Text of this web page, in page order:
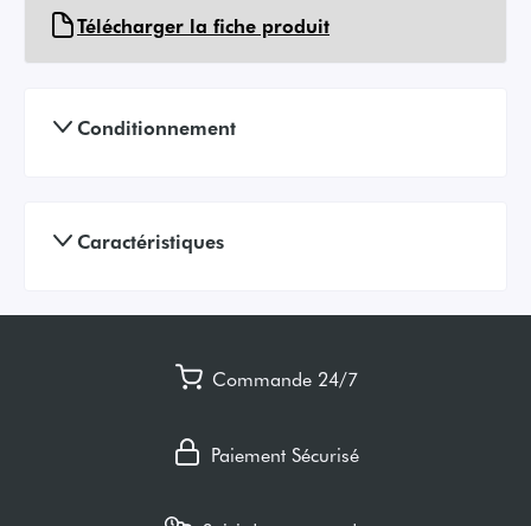
Télécharger la fiche produit
Conditionnement
Caractéristiques
Commande 24/7
Paiement Sécurisé